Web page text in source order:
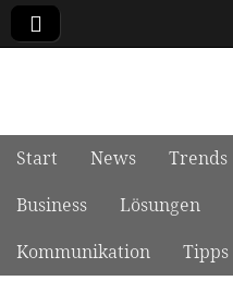
Main menu
Skip to content
Start News Trends
Business
Lösungen
Kommunikation
Tipps